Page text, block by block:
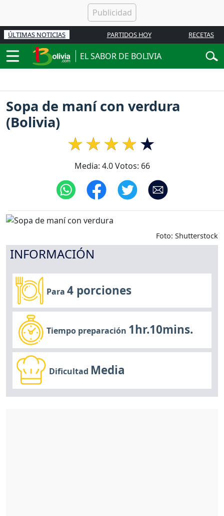
ÚLTIMAS NOTICIAS PARTIDOS HOY RECETAS
EL SABOR DE BOLIVIA
Sopa de maní con verdura
(Bolivia)
Media: 4.0Votos: 66
Foto: Shutterstock
INFORMACIÓN
Para4 porciones
Tiempo preparación 1hr.10mins.
Dificultad Media